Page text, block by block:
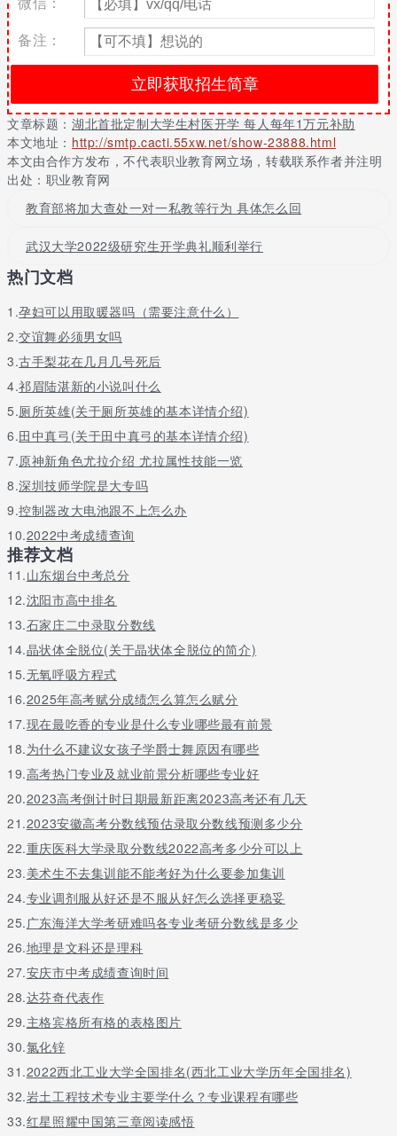
村卫生室工作，服务年限不低于5年。
据了解，宜昌、十堰、恩施等地因地制宜，多措并举，有序落实“万
名大学生乡村医生配备”实事项目，目前全省第一批定向培养的大学
生已经开学。
发挥领头羊作用，宜昌定向招录1376名大学生村医
在定向委培大学生乡村医生方面，宜昌处于全省领头羊位置。实际
上，早在2014年，宜昌就率先在全国探索实施免费定向委培大学生
乡村医生工程，启动“一村一名大学生村医”计划，建立了“定向招
村医生培养新路径。全市共投入4200万元，计划定向免费培养
1363个村卫生室，已招录1376名大学生村医，已毕业上岗901人。
定向招生，就是将户籍所在地县市区的应届高中毕业生（含中职
的考生择优录取，优先录取贫困县、贫困户、低保户学生。
定向培养，计划单列，单独编班，并针对性编制课程，提高教学质
量。宜昌市卫健委安排专人定期到校探访学生，交心谈心，强化学
生“感恩党和政府、立志回报家乡”情结。
委培生考试合格，取得毕业证书后，由各县市区根据工作需要，将
其安排到当地村卫生室工作，服务期限不低于5年。目前，宜昌市
39.39%。
理医师；工作满5年后，可在本县市区内流动，晋升专业技术职称。
目前，宜昌市具有执业（助理）医师资格的村医达到24.62%。
超额完成培养指标，十堰完善“留得住”激励关爱措施
落实《“万名大学生乡村医生配备”项目实施方案》，十堰市实施推
动“五个一批”补充乡村两级医疗卫生力量，即订单定向培养一批大
学生村医400名；面向社会招聘引进一批大专学历村医100名；在岗
学历提升一批大学生村医150名；乡镇卫生院派驻巡诊一批大学生
村医150名；专项招聘一批医疗卫生专业技术人员补充到农村医疗
卫生机构。
由于驻市高校湖北医药学院没有医学专科学历教育，十堰市选择了
位于荆州市的湖北中医药高等专科学校，作为十堰市大学生村医订
单定向培养学校，计划2021年-2023年每年分别选送学员100名、
150名、150名。学员可以选择临床医学、中医学等专业，每名培养
对象每年享受1万元学费及生活费补助。今年，十堰市实际选拔培养
对象144名，超额完成年度任务指标。
同时，十堰市围绕“招得进”“留得住”“干得好”“用得活”，不断完善激
励关爱措施，多渠道拓展乡村医生职业前景。该市将建立大学生乡
村医生进入卫生事业单位编制管理的“绿色通道”，增强村医岗位吸
引力。计划对400名定向培养大学生乡村医生回村服务期间按照“乡
聘村用”人员，纳入乡镇卫生院聘用制管理，缴纳社会养老保险，每
月给予基本生活补助。在按照国家政策给予各种资金补助的同时，
鼓励乡镇卫生院提高驻村服务大学生乡村医生的基本保障水平。对
服务期满在岗取得执业（助理）医师资格、业务能力强的大学生乡
村医生，经编制、人社、卫健部门考核，直接取得乡镇卫生院事业
单位编制。
此外，十堰还将建立大学生乡村医生进入村支两委班子管理通道。
对表现突出、思想政治过硬的大学生乡村医生，作为村级后备干部
进行培养，经乡镇党委、政府考核合格后，纳入村支两委班子成员
进行管理，参与村级公共卫生事业管理。
备注：
文章标题： 湖北首批定制大学生村医开学 每人每年1万元补助
本文地址： http://smtp.cacti.55xw.net/show-23888.html
本文由合作方发布，不代表职业教育网立场，转载联系作者并注明
出处：职业教育网
教育部将加大查处一对一私教等行为 具体怎么回
武汉大学2022级研究生开学典礼顺利举行
热门文档
1.孕妇可以用取暖器吗（需要注意什么）
2.交谊舞必须男女吗
3.古手梨花在几月几号死后
4.祁眉陆湛新的小说叫什么
5.厕所英雄(关于厕所英雄的基本详情介绍)
6.田中真弓(关于田中真弓的基本详情介绍)
7.原神新角色尤拉介绍 尤拉属性技能一览
8.深圳技师学院是大专吗
9.控制器改大电池跟不上怎么办
10.2022中考成绩查询
推荐文档
11.山东烟台中考总分
12.沈阳市高中排名
13.石家庄二中录取分数线
14.晶状体全脱位(关于晶状体全脱位的简介)
15.无氧呼吸方程式
16.2025年高考赋分成绩怎么算怎么赋分
17.现在最吃香的专业是什么专业哪些最有前景
18.为什么不建议女孩子学爵士舞原因有哪些
19.高考热门专业及就业前景分析哪些专业好
20.2023高考倒计时日期最新距离2023高考还有几天
21.2023安徽高考分数线预估录取分数线预测多少分
22.重庆医科大学录取分数线2022高考多少分可以上
23.美术生不去集训能不能考好为什么要参加集训
24.专业调剂服从好还是不服从好怎么选择更稳妥
25.广东海洋大学考研难吗各专业考研分数线是多少
26.地理是文科还是理科
27.安庆市中考成绩查询时间
28.达芬奇代表作
29.主格宾格所有格的表格图片
30.氯化锌
31.2022西北工业大学全国排名(西北工业大学历年全国排名)
32.岩土工程技术专业主要学什么？专业课程有哪些
33.红星照耀中国第三章阅读感悟